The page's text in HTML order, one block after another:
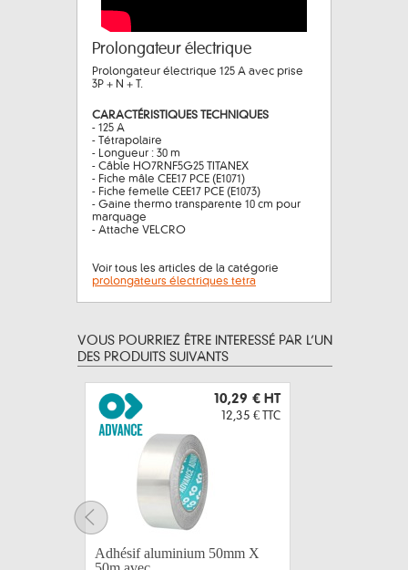
Prolongateur électrique
Prolongateur électrique 125 A avec prise
3P + N + T.
CARACTÉRISTIQUES TECHNIQUES
- 125 A
- Tétrapolaire
- Longueur : 30 m
- Câble HO7RNF5G25 TITANEX
- Fiche mâle CEE17 PCE (E1071)
- Fiche femelle CEE17 PCE (E1073)
- Gaine thermo transparente 10 cm pour
marquage
- Attache VELCRO
Voir tous les articles de la catégorie
prolongateurs électriques tetra
VOUS POURRIEZ ÊTRE INTERESSÉ PAR L’UN
DES PRODUITS SUIVANTS
10,29 € HT
12,35 € TTC
Adhésif aluminium 50mm X